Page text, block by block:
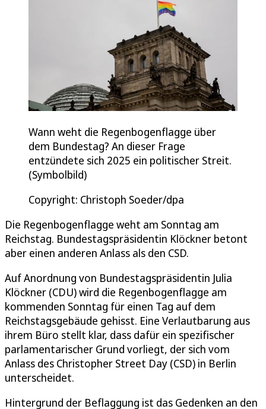
Wann weht die Regenbogenflagge über
dem Bundestag? An dieser Frage
entzündete sich 2025 ein politischer Streit.
(Symbolbild)
Copyright: Christoph Soeder/dpa
Die Regenbogenflagge weht am Sonntag am
Reichstag. Bundestagspräsidentin Klöckner betont
aber einen anderen Anlass als den CSD.
Auf Anordnung von Bundestagspräsidentin Julia
Klöckner (CDU) wird die Regenbogenflagge am
kommenden Sonntag für einen Tag auf dem
Reichstagsgebäude gehisst. Eine Verlautbarung aus
ihrem Büro stellt klar, dass dafür ein spezifischer
parlamentarischer Grund vorliegt, der sich vom
Anlass des Christopher Street Day (CSD) in Berlin
unterscheidet.
Hintergrund der Beflaggung ist das Gedenken an den